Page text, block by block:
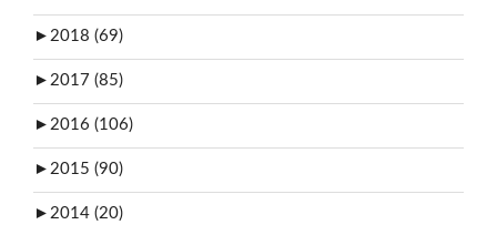
► 2018 (69)
► 2017 (85)
► 2016 (106)
► 2015 (90)
► 2014 (20)